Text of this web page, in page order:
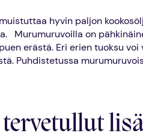
hyvin paljon
Murumuruvoilla on
erästä. Eri erien tuoksu
Puhdistetussa